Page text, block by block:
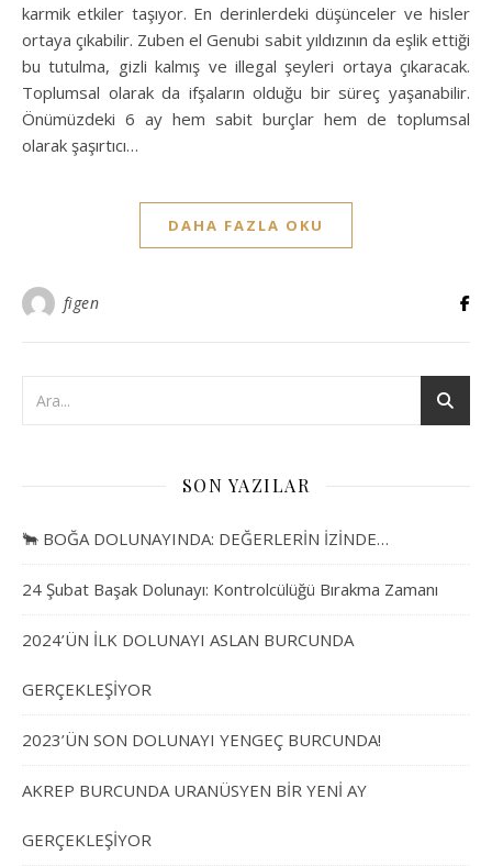
karmik etkiler taşıyor. En derinlerdeki düşünceler ve hisler
ortaya çıkabilir. Zuben el Genubi sabit yıldızının da eşlik ettiği
bu tutulma, gizli kalmış ve illegal şeyleri ortaya çıkaracak.
Toplumsal olarak da ifşaların olduğu bir süreç yaşanabilir.
Önümüzdeki 6 ay hem sabit burçlar hem de toplumsal
olarak şaşırtıcı…
DAHA FAZLA OKU
figen
SON YAZILAR
🐂 BOĞA DOLUNAYINDA: DEĞERLERİN İZİNDE…
24 Şubat Başak Dolunayı: Kontrolcülüğü Bırakma Zamanı
2024’ÜN İLK DOLUNAYI ASLAN BURCUNDA
GERÇEKLEŞİYOR
2023’ÜN SON DOLUNAYI YENGEÇ BURCUNDA!
AKREP BURCUNDA URANÜSYEN BİR YENİ AY
GERÇEKLEŞİYOR